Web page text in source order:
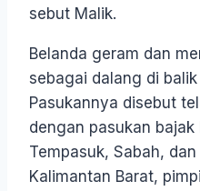
sebut Malik.
Belanda geram dan
sebagai dalang di
Pasukannya disebut
dengan pasukan bajak
Tempasuk, Sabah,
Kalimantan Barat,